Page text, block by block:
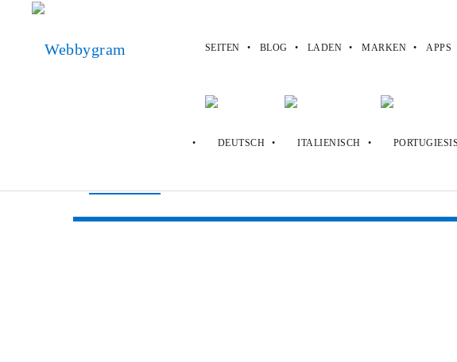
SEITEN BLOG LADEN MARKEN APPS
Kisscartoon